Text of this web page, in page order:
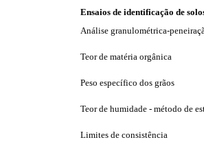
Ensaios de identificação de
Análise granulométrica-
Teor de matéria orgânica
Peso específico dos grãos
Teor de humidade - método de
Limites de consistência